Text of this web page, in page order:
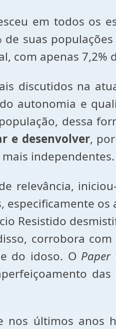
em todos os
de suas
com apenas 7,2%
discutidos na
autonomia e
dessa
e desenvolver,
independentes.
relevância,
Resistido
corrobora com
do idoso. O Paper
nos últimos anos